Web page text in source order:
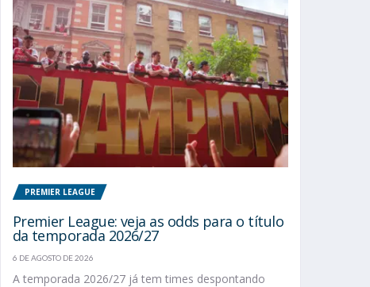
PREMIER LEAGUE
Premier League: veja as odds para o título
da temporada 2026/27
6 DE AGOSTO DE 2026
A temporada 2026/27 já tem times despontando